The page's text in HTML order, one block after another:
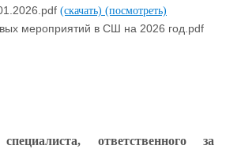
(скачать) (посмотреть)
мероприятий в СШ на 2026 год.pdf
ответственного за